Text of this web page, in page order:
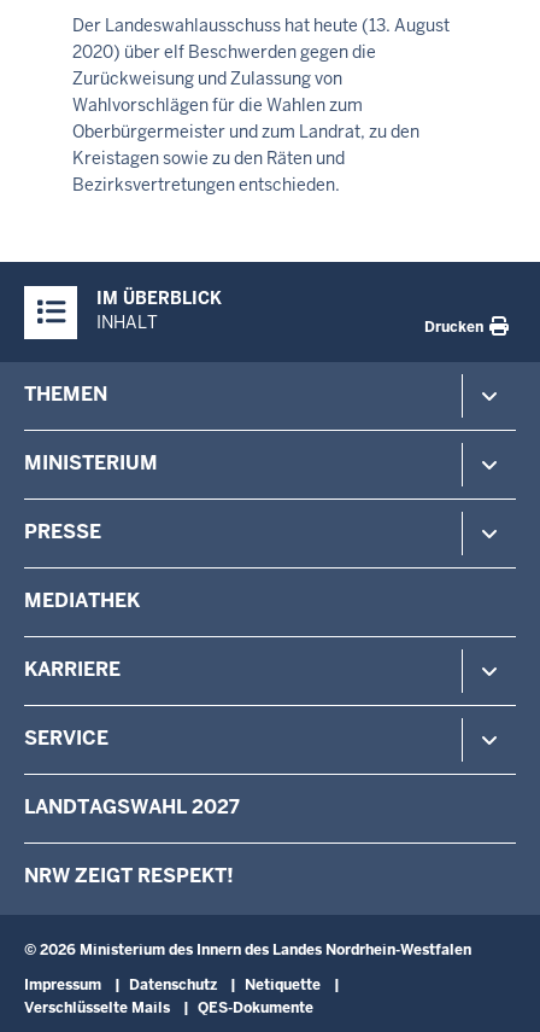
05:04
Der Landeswahlausschuss hat heute (13. August
2020) über elf Beschwerden gegen die
Zurückweisung und Zulassung von
Wahlvorschlägen für die Wahlen zum
Oberbürgermeister und zum Landrat, zu den
Kreistagen sowie zu den Räten und
Bezirksvertretungen entschieden.
Inhalte
IM ÜBERBLICK
INHALT
Drucken
menu
THEMEN
Beteiligung
Verwaltung
Vermessung
MINISTERIUM
Behörden & Einrichtungen
PRESSE
MEDIATHEK
KARRIERE
Ausbildung
Fortbildung
Landesqualifizierung für arbeitslose Menschen mit Behinderung
SERVICE
Newsletter
Broschüren
Schulbesuche
LANDTAGSWAHL 2027
NRW ZEIGT RESPEKT!
© 2026 Ministerium des Innern des Landes Nordrhein-Westfalen
Fußzeile
Impressum Datenschutz
Netiquette
Verschlüsselte Mails
QES-Dokumente